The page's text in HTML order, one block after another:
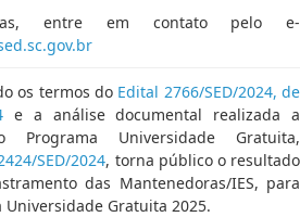
entre em contato pelo e-
os termos do Edital 2766/SED/2024, de
e a análise documental realizada a
Programa Universidade Gratuita,
SED/2024, torna público o resultado
das Mantenedoras/IES, para
Gratuita 2025.